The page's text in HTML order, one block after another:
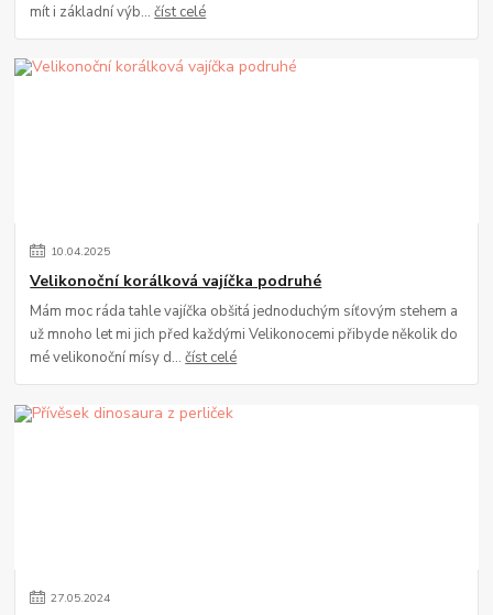
mít i základní výb...číst celé
10.04.2025
Velikonoční korálková vajíčka podruhé
Mám moc ráda tahle vajíčka obšitá jednoduchým síťovým stehem a
už mnoho let mi jich před každými Velikonocemi přibyde několik do
mé velikonoční mísy d...číst celé
27.05.2024